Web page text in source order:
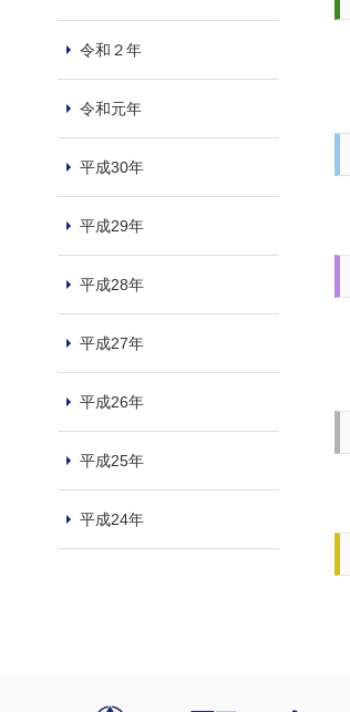
令和２年
令和元年
平成30年
平成29年
平成28年
平成27年
平成26年
平成25年
平成24年